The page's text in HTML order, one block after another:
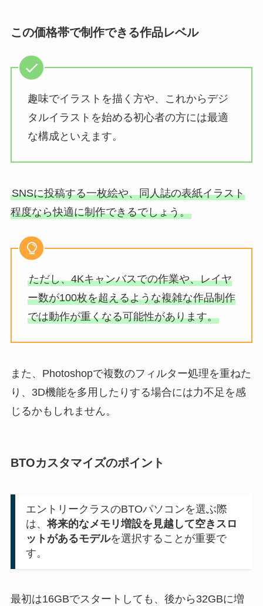
この価格帯で制作できる作品レベル
趣味でイラストを描く方や、これからデジ
タルイラストを始める初心者の方には最適
な構成といえます。
SNSに投稿する一枚絵や、同人誌の表紙イラスト
程度なら快適に制作できるでしょう。
ただし、4Kキャンバスでの作業や、レイヤ
ー数が100枚を超えるような複雑な作品制作
では動作が重くなる可能性があります。
また、Photoshopで複数のフィルター処理を重ねた
り、3D機能を多用したりする場合には力不足を感
じるかもしれません。
BTOカスタマイズのポイント
エントリークラスのBTOパソコンを選ぶ際
は、 将来的なメモリ増設を見越して空きスロ
ットがあるモデルを選択することが重要で
す。
最初は16GBでスタートしても、後から32GBに増